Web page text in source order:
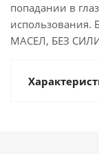
попадании в
МАСЕЛ, БЕЗ